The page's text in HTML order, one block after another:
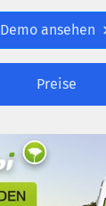
Demo ansehen
Preise